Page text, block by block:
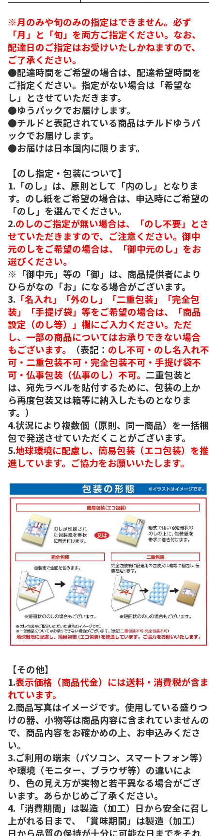
※月のみや旬のみの指定はできません。必ず
「月」と「旬」を両方ご指定ください。なお、
配達日のご指定はお受けいたしかねますので、
ご了承ください。
●配達時間をご希望の場合は、配達希望時間を
ご指定ください。指定がない場合は「希望な
し」とさせていただきます。
●ゆうパックでお届けします。
●チルドと表記されている商品はチルドゆうパ
ックでお届けします。
●お届けは日本国内に限ります。
【のし指定・包装について】
1.「のし」は、原則として「内のし」となりま
す。のし紙をご希望の場合は、申込時にご希望の
「のし」を選んでください。
2.のしのご指定が無い場合は、「のし不要」とさ
せていただきますので、ご注意ください。御中
元のしをご希望の場合は、「御中元のし」をお
選びください。
※「御中元」等の「御」は、商品提供者により
ひらがなの「お」になる場合がございます。
3. 「名入れ」「外のし」「二重包装」「完全包
装」「手提げ袋」等をご希望の場合は、「商品
設定（のし等）」欄にご入力ください。ただ
し、一部の商品についてはお承りできない場合
もございます。
（表記： のし不可・のし名入れ不
可・二重包装不可・完全包装不可・手提げ袋不
可・仏事包装（仏事のし）不可。 二重包装と
は、宛先ラベルを貼付するために、包装の上か
ら再度包装又は箱等に納入したものとなりま
す。）
4.状況により複数個（原則、同一商品）を一括梱
包で発送させていただくことがございます。
5.地球環境に配慮し、簡易包装（エコ包装）を推
進しています。ご協力をお願いいたします。
【その他】
1.表示価格（商品代金）には送料・消費税が含ま
れています。
2.商品写真はイメージです。使用している盛りつ
けの器、小物等は商品内容に含まれていませんの
で、商品内容をお確かめの上、お申込みくださ
い。
3.ご利用の端末（パソコン、スマートフォン等）
や環境（モニター、ブラウザ等）の違いによ
り、色の見え方が実物と若干異なる場合がござ
います。あらかじめご了承ください。
4.「消費期間」は製造（加工）日から安全に召し
上がれる日まで、「賞味期間」は製造（加工）
日から品質の保持が十分に可能な日までをそれ